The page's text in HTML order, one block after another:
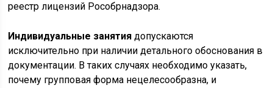
реестр лицензий Рособрнадзора.
Индивидуальные занятия допускаются
исключительно при наличии детального обоснования в
документации. В таких случаях необходимо указать,
почему групповая форма нецелесообразна, и